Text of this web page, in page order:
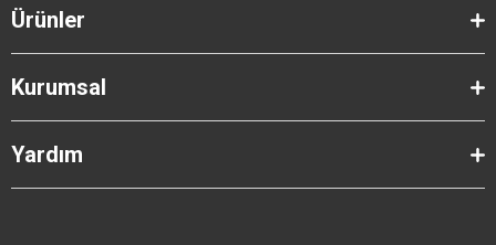
Ürünler
Kurumsal
Yardım